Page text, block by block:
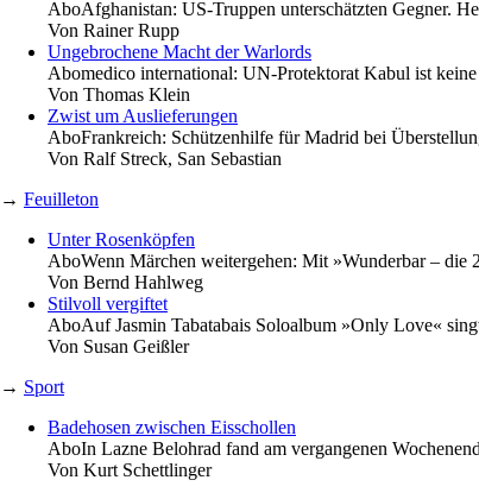
AboAfghanistan: US-Truppen unterschätzten Gegner.
Von Rainer Rupp
Ungebrochene Macht der Warlords
Abomedico international: UN-Protektorat Kabul ist
Von Thomas Klein
Zwist um Auslieferungen
AboFrankreich: Schützenhilfe für Madrid bei
Von Ralf Streck, San Sebastian
→ Feuilleton
Unter Rosenköpfen
AboWenn Märchen weitergehen: Mit »Wunderbar – die
Von Bernd Hahlweg
Stilvoll vergiftet
AboAuf Jasmin Tabatabais Soloalbum »Only Love«
Von Susan Geißler
→ Sport
Badehosen zwischen Eisschollen
AboIn Lazne Belohrad fand am vergangenen
Von Kurt Schettlinger